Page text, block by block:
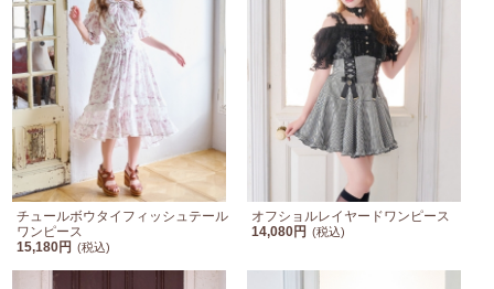
チュールボウタイフィッシュテール
ワンピース
15,180円 (税込)
オフショルレイヤードワンピース
14,080円 (税込)